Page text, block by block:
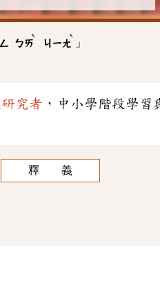
ㄅㄞ
ˋ
ㄐㄧㄤ
ˋ
」
究者 ，中小學階段學
釋 義